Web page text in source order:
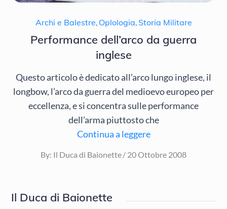
Archi e Balestre, Oplologia, Storia Militare
Performance dell’arco da guerra
inglese
Questo articolo è dedicato all’arco lungo inglese, il
longbow, l’arco da guerra del medioevo europeo per
eccellenza, e si concentra sulle performance
dell’arma piuttosto che
Continua a leggere
By: Il Duca di Baionette
Posted
20 Ottobre 2008
Il Duca di Baionette